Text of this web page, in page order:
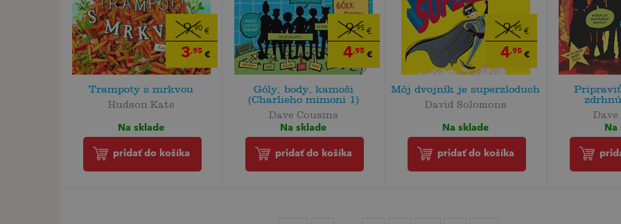
9,90 €
3,95 €
Trampoty s mrkvou
Hudson Kate
Na sklade
pridať do košíka
9,95 €
4,95 €
Góly, body, kamoši
(Charlieho mimoni 1)
Dave Cousins
Na sklade
pridať do košíka
9,95 €
4,95 €
Môj dvojník je superzloduch
David Solomons
Na sklade
pridať do košíka
Pripraviť
Dave
Na